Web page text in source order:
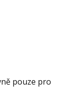
pouze pro